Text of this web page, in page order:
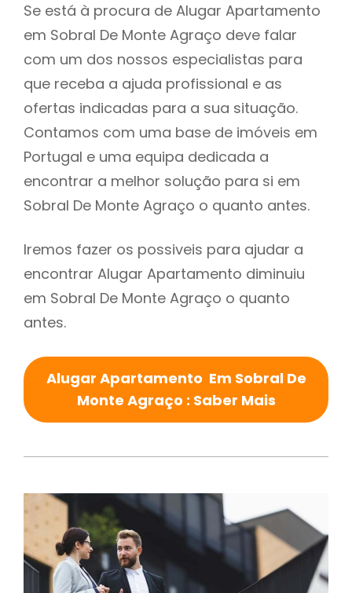
Se está à procura de Alugar Apartamento
em Sobral De Monte Agraço deve falar
com um dos nossos especialistas para
que receba a ajuda profissional e as
ofertas indicadas para a sua situação.
Contamos com uma base de imóveis em
Portugal e uma equipa dedicada a
encontrar a melhor solução para si em
Sobral De Monte Agraço o quanto antes.
Iremos fazer os possiveis para ajudar a
encontrar Alugar Apartamento diminuiu
em Sobral De Monte Agraço o quanto
antes.
Alugar Apartamento Em Sobral De
Monte Agraço : Saber Mais